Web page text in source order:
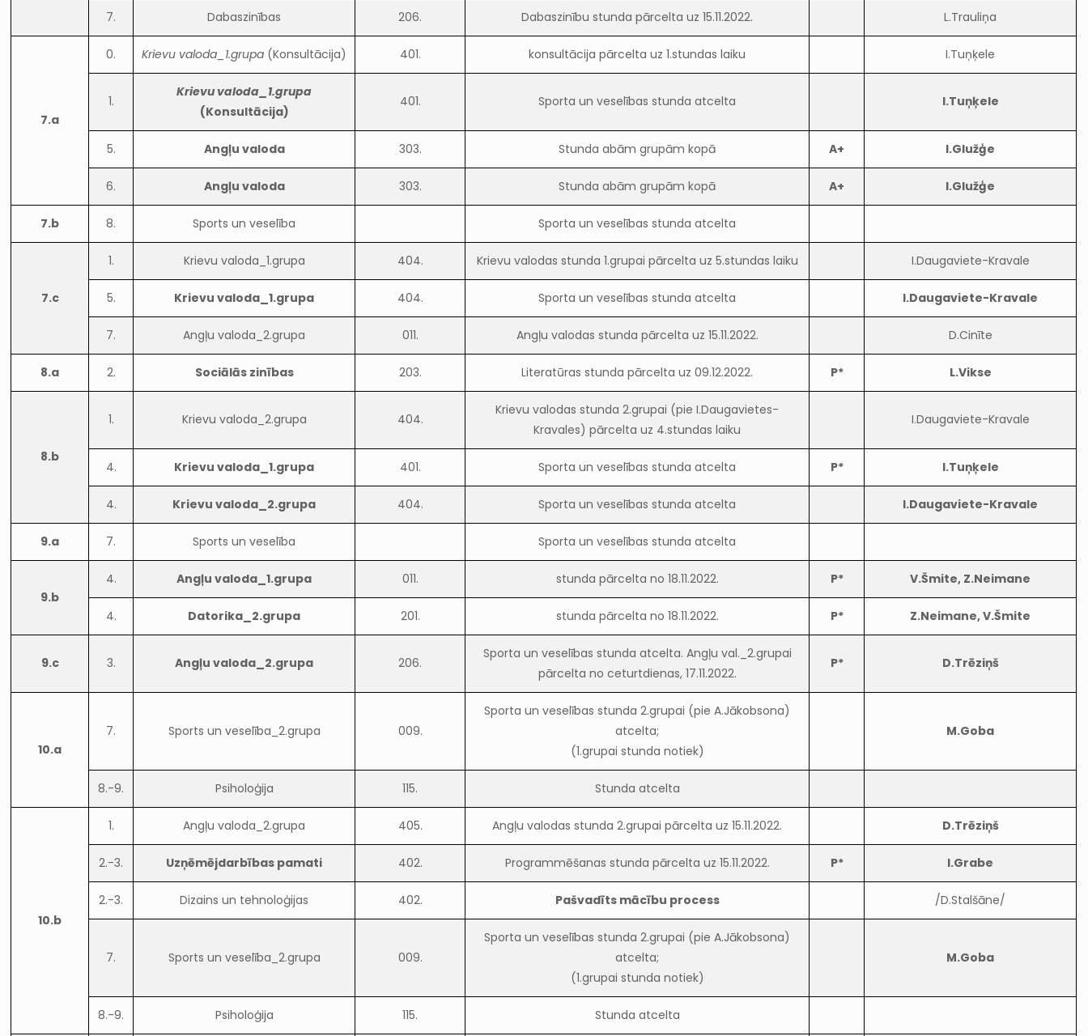
7. Dabaszinības 206. Dabaszinību stunda pārcelta uz 15.11.2022. L.Trauliņa
7.a
0. Krievu valoda_1.grupa (Konsultācija) 401. konsultācija pārcelta uz 1.stundas laiku I.Tuņķele
1.
Krievu valoda_1.grupa
(Konsultācija)
401. Sporta un veselības stunda atcelta I.Tuņķele
5. Angļu valoda 303. Stunda abām grupām kopā A+ I.Glužģe
6. Angļu valoda 303. Stunda abām grupām kopā A+ I.Glužģe
7.b 8. Sports un veselība Sporta un veselības stunda atcelta
7.c
1. Krievu valoda_1.grupa 404. Krievu valodas stunda 1.grupai pārcelta uz 5.stundas laiku I.Daugaviete-Kravale
5. Krievu valoda_1.grupa 404. Sporta un veselības stunda atcelta I.Daugaviete-Kravale
7. Angļu valoda_2.grupa 011. Angļu valodas stunda pārcelta uz 15.11.2022. D.Cinīte
8.a 2. Sociālās zinības 203. Literatūras stunda pārcelta uz 09.12.2022. P* L.Vikse
8.b
1. Krievu valoda_2.grupa 404.
Krievu valodas stunda 2.grupai (pie I.Daugavietes-
Kravales) pārcelta uz 4.stundas laiku
I.Daugaviete-Kravale
4. Krievu valoda_1.grupa 401. Sporta un veselības stunda atcelta P* I.Tuņķele
4. Krievu valoda_2.grupa 404. Sporta un veselības stunda atcelta I.Daugaviete-Kravale
9.a 7. Sports un veselība Sporta un veselības stunda atcelta
9.b
4. Angļu valoda_1.grupa 011. stunda pārcelta no 18.11.2022. P* V.Šmite, Z.Neimane
4. Datorika_2.grupa 201. stunda pārcelta no 18.11.2022. P* Z.Neimane, V.Šmite
9.c 3. Angļu valoda_2.grupa 206.
Sporta un veselības stunda atcelta. Angļu val._2.grupai
pārcelta no ceturtdienas, 17.11.2022.
P* D.Trēziņš
10.a
7. Sports un veselība_2.grupa 009.
Sporta un veselības stunda 2.grupai (pie A.Jākobsona)
atcelta;
(1.grupai stunda notiek)
M.Goba
8.-9. Psiholoģija 115. Stunda atcelta
10.b
1. Angļu valoda_2.grupa 405. Angļu valodas stunda 2.grupai pārcelta uz 15.11.2022. D.Trēziņš
2.-3. Uzņēmējdarbības pamati 402. Programmēšanas stunda pārcelta uz 15.11.2022. P* I.Grabe
2.-3. Dizains un tehnoloģijas 402. Pašvadīts mācību process /D.Stalšāne/
7. Sports un veselība_2.grupa 009.
Sporta un veselības stunda 2.grupai (pie A.Jākobsona)
atcelta;
(1.grupai stunda notiek)
M.Goba
8.-9. Psiholoģija 115. Stunda atcelta